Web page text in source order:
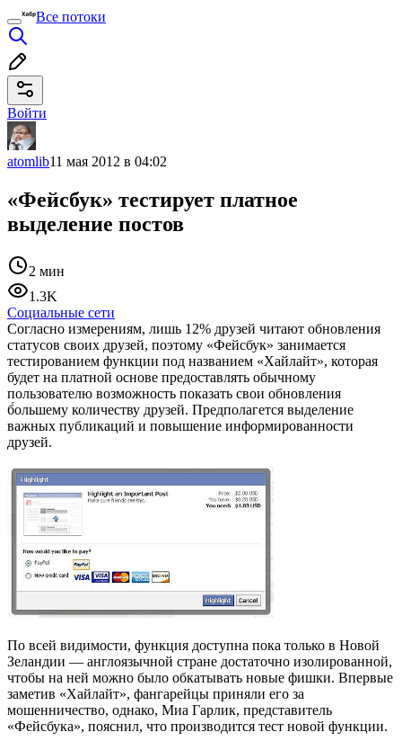
Все потоки
Войти
atomlib11 мая 2012 в 04:02
«Фейсбук» тестирует платное
выделение постов
2 мин
1.3K
Социальные сети
Согласно измерениям, лишь 12% друзей читают обновления
статусов своих друзей, поэтому «Фейсбук» занимается
тестированием функции под названием «Хайлайт», которая
будет на платной основе предоставлять обычному
пользователю возможность показать свои обновления
б́ольшему количеству друзей. Предполагется выделение
важных публикаций и повышение информированности
друзей.
По всей видимости, функция доступна пока только в Новой
Зеландии — англоязычной стране достаточно изолированной,
чтобы на ней можно было обкатывать новые фишки. Впервые
заметив «Хайлайт», фангарейцы приняли его за
мошенничество, однако, Миа Гарлик, представитель
«Фейсбука», пояснил, что производится тест новой функции.